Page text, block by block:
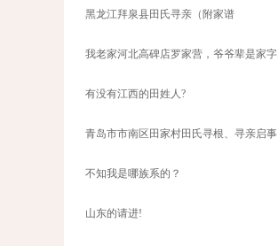
黑龙江拜泉县田氏寻亲（附家谱
我老家河北高碑店罗家营，爷爷辈是家字
有没有江西的田姓人?
青岛市市南区田家村田氏寻根、寻亲启事
不知我是哪族系的？
山东的请进!